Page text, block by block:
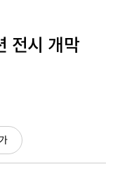
전시 개막
(새
창